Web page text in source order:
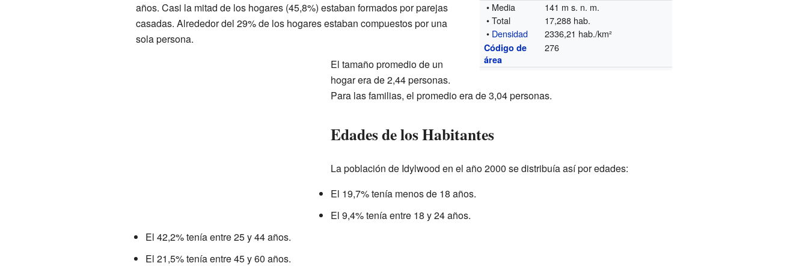
• Media
141 m s. n. m.
• Total
17,288 hab.
• Densidad 2336,21 hab./km²
Código de
área
276
años. Casi la mitad de los hogares (45,8%) estaban formados por parejas
casadas. Alrededor del 29% de los hogares estaban compuestos por una
sola persona.
El tamaño promedio de un
hogar era de 2,44 personas.
Para las familias, el promedio era de 3,04 personas.
Edades de los Habitantes
La población de Idylwood en el año 2000 se distribuía así por edades:
El 19,7% tenía menos de 18 años.
El 9,4% tenía entre 18 y 24 años.
El 42,2% tenía entre 25 y 44 años.
El 21,5% tenía entre 45 y 60 años.